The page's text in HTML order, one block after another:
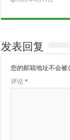
发表回复
您的邮箱地址不会被
评论*